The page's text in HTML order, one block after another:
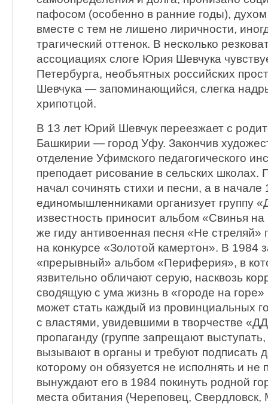
пафосом (особенно в ранние годы),
вместе с тем не лишено лиричности,
трагический оттенок. В несколько
ассоциациях слоге Юрия Шевчука
Петербурга, необъятных российских
Шевчука — запоминающийся, слегка
хрипотцой.
В 13 лет Юрий Шевчук переезжает с
Башкирии — город Уфу. Закончив
отделение Уфимского педагогического
преподает рисование в сельских
начал сочинять стихи и песни, а в начале
единомышленниками организует группу
известность приносит альбом «Свинья
же гиду антивоенная песня «Не стреляй»
на конкурсе «Золотой камертон». В 1984
«прерывный» альбом «Периферия», в
язвительно обличают серую, насквозь
сводящую с ума жизнь в «городе на горе»
может стать каждый из провинциальных
с властями, увидевшими в творчестве
пропаганду (группе запрещают
вызывают в органы и требуют подписать
которому он обязуется не исполнять и не
вынуждают его в 1984 покинуть родной
места обитания (Череповец,